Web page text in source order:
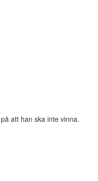
att han ska inte vinna.